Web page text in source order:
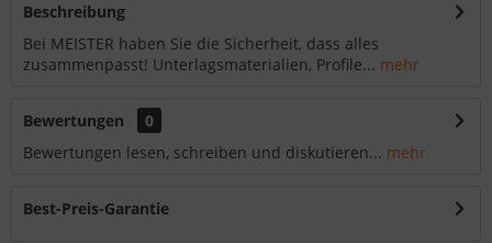
Beschreibung
Bei MEISTER haben Sie die Sicherheit, dass alles
zusammenpasst! Unterlagsmaterialien, Profile... mehr
Bewertungen
0
Bewertungen lesen, schreiben und diskutieren... mehr
Best-Preis-Garantie